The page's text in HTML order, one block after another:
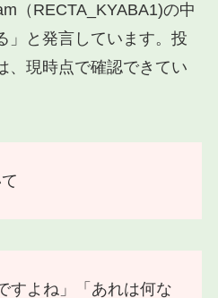
（RECTA_KYABA1)の中
」と発言しています。投
、現時点で確認できてい
すよね」「あれは何な